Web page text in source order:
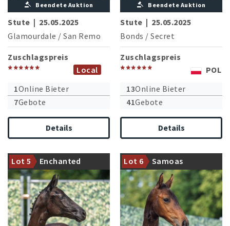
Beendete Auktion
Stute | 25.05.2025
Glamourdale / San Remo
Zuschlagspreis
******
Local
1Online Bieter
7Gebote
Details
Beendete Auktion
Stute | 25.05.2025
Bonds / Secret
Zuschlagspreis
******
POL
13Online Bieter
41Gebote
Details
Lot 5 Enchanted
Der Bundeschampion Escanto
PS mit einer
vielversprechenden Offerte
Lot 6 Samoas
Mutter erfolgreich in
Springprüfungen bis zur
Klasse M